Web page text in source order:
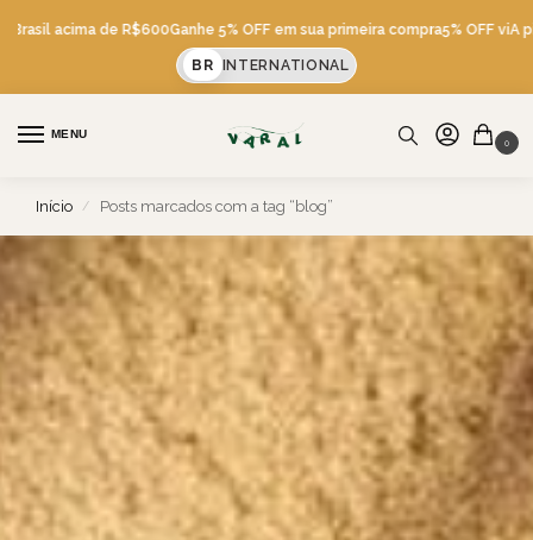
acima de R$600Ganhe 5% OFF em sua primeira compra5% OFF viA pix
BR INTERNATIONAL
MENU
0
Início / Posts marcados com a tag “blog”